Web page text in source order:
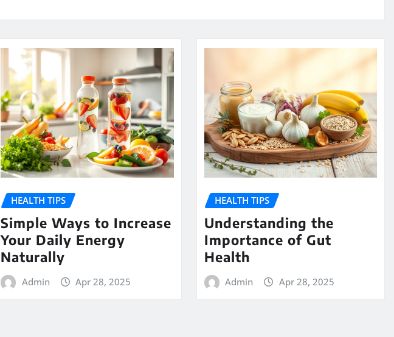
HEALTH TIPS
Simple Ways to Increase
Your Daily Energy
Naturally
Admin Apr 28, 2025
HEALTH TIPS
Understanding the
Importance of Gut
Health
Admin Apr 28, 2025